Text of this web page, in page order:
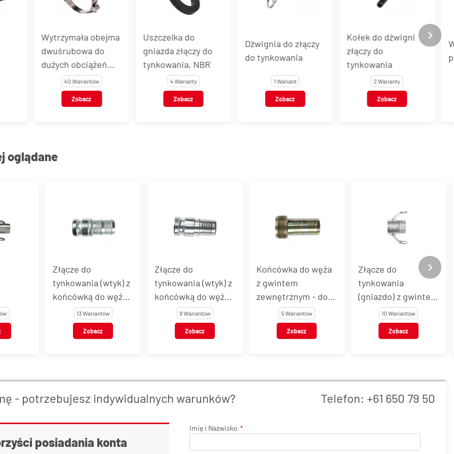
Uszczelka do
gniazda złączy do
tynkowania, NBR
4 Warianty
Zobacz
Dźwignia do złączy
do tynkowania
1 Wariant
Zobacz
złączy do
tynkowania
2 Warianty
Zobacz
Wąż pneumatyczny
poliuretanowy PUR
38 Wariantów
Zobacz
oglądane
węża -
tuleją
Złącze do
tynkowania (wtyk) z
końcówką do węża -
do mocowania
opaskami
13 Wariantów
Zobacz
Złącze do
tynkowania (wtyk) z
końcówką do węża -
do zaciskania tuleją
9 Wariantów
Zobacz
Końcówka do węża
z gwintem
zewnętrznym - do
złączy do
tynkowania
5 Wariantów
Zobacz
Złącze do
tynkowania
(gniazdo) z gwintem
wewnętrznym
10 Wariantów
Zobacz
- potrzebujesz indywidualnych warunków? Telefon: +61 650 79 50
posiadania konta
Imię i Nazwisko